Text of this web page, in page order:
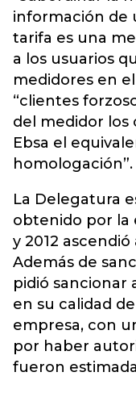
información de
tarifa es una
a los usuarios
medidores en
“clientes
del medidor los
Ebsa el
homologación”.
La Delegatura
obtenido por la
y 2012 ascendió
Además de
pidió sancionar
en su calidad
empresa, con
por haber
fueron